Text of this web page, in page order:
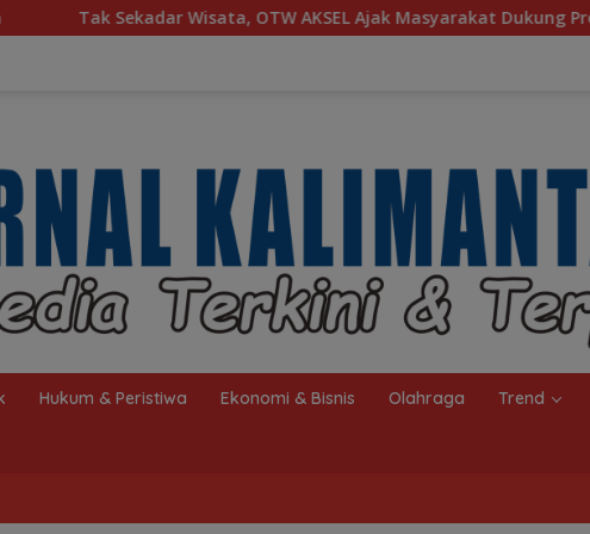
AKSEL Ajak Masyarakat Dukung Produk Lokal Tabalong
Hukum & Peristiwa Ekonomi & Bisnis Olahraga Trend